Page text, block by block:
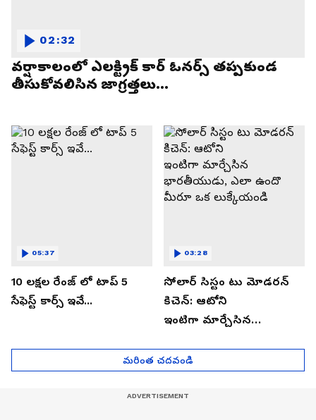
వర్షాకాలంలో ఎలక్ట్రిక్ కార్ ఓనర్స్ తప్పకుండ
తీసుకోవలిసిన జాగ్రత్తలు...
02:32
10 లక్షల రేంజ్ లో టాప్ 5
సేఫెస్ట్ కార్స్ ఇవే...
05:37
సోలార్ సిస్టం టు మోడరన్
కిచెన్: ఆటోని
ఇంటిగా మార్చేసిన
మీరూ ఒక లుక్కేయండి
03:28
మరింత చదవండి